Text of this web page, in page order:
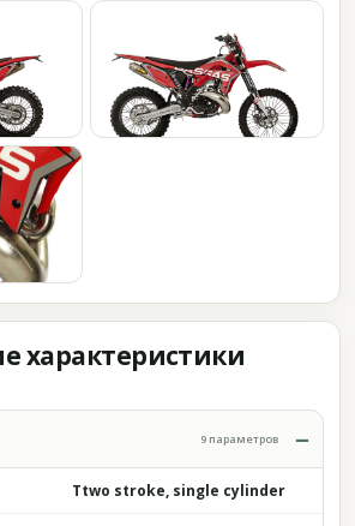
характеристики
9 параметров
Ttwo stroke, single cylinder